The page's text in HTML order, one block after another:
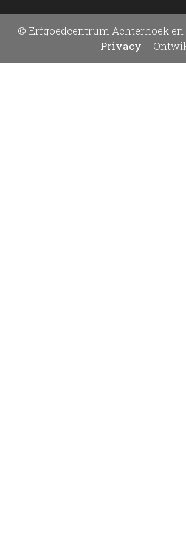
© Erfgoedcentrum Achterhoek en
Privacy |